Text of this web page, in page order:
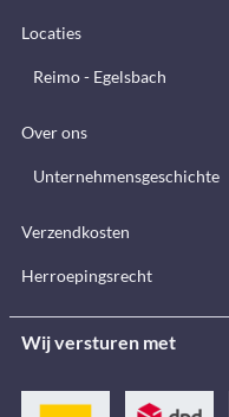
Locaties
Reimo - Egelsbach
Over ons
Unternehmensgeschichte
Verzendkosten
Herroepingsrecht
Wij versturen met